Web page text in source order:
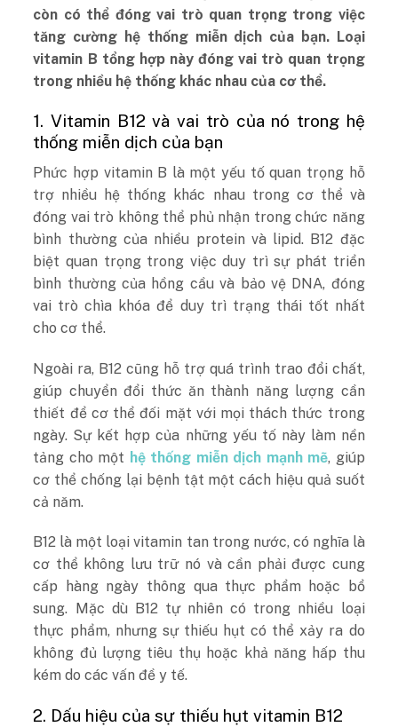
còn có thể đóng vai trò quan trọng trong việc
tăng cường hệ thống miễn dịch của bạn. Loại
vitamin B tổng hợp này đóng vai trò quan trọng
trong nhiều hệ thống khác nhau của cơ thể.
1. Vitamin B12 và vai trò của nó trong hệ
thống miễn dịch của bạn
Phức hợp vitamin B là một yếu tố quan trọng hỗ
trợ nhiều hệ thống khác nhau trong cơ thể và
đóng vai trò không thể phủ nhận trong chức năng
bình thường của nhiều protein và lipid. B12 đặc
biệt quan trọng trong việc duy trì sự phát triển
bình thường của hồng cầu và bảo vệ DNA, đóng
vai trò chìa khóa để duy trì trạng thái tốt nhất
cho cơ thể.
Ngoài ra, B12 cũng hỗ trợ quá trình trao đổi chất,
giúp chuyển đổi thức ăn thành năng lượng cần
thiết để cơ thể đối mặt với mọi thách thức trong
ngày. Sự kết hợp của những yếu tố này làm nền
tảng cho một hệ thống miễn dịch mạnh mẽ, giúp
cơ thể chống lại bệnh tật một cách hiệu quả suốt
cả năm.
B12 là một loại vitamin tan trong nước, có nghĩa là
cơ thể không lưu trữ nó và cần phải được cung
cấp hàng ngày thông qua thực phẩm hoặc bổ
sung. Mặc dù B12 tự nhiên có trong nhiều loại
thực phẩm, nhưng sự thiếu hụt có thể xảy ra do
không đủ lượng tiêu thụ hoặc khả năng hấp thu
kém do các vấn đề y tế.
2. Dấu hiệu của sự thiếu hụt vitamin B12